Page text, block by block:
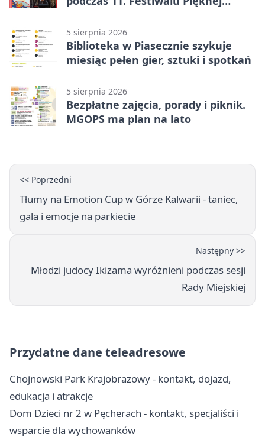
5 sierpnia 2026
Biblioteka w Piasecznie szykuje
miesiąc pełen gier, sztuki i spotkań
5 sierpnia 2026
Bezpłatne zajęcia, porady i piknik.
MGOPS ma plan na lato
<< Poprzedni
Tłumy na Emotion Cup w Górze Kalwarii - taniec,
gala i emocje na parkiecie
Następny >>
Młodzi judocy Ikizama wyróżnieni podczas sesji
Rady Miejskiej
Przydatne dane teleadresowe
Chojnowski Park Krajobrazowy - kontakt, dojazd,
edukacja i atrakcje
Dom Dzieci nr 2 w Pęcherach - kontakt, specjaliści i
wsparcie dla wychowanków